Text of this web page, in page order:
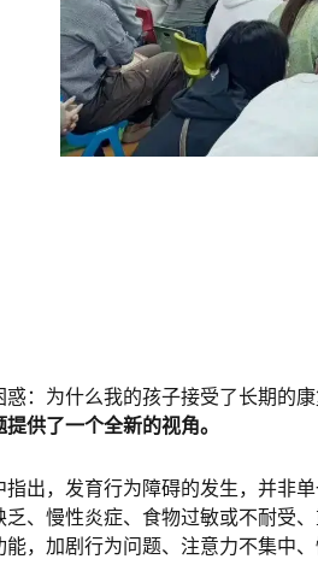
惑：为什么我的孩子接受了长期的
供了一个全新的视角。
指出，发育行为障碍的发生，并非
乏、慢性炎症、食物过敏或不耐受
能，加剧行为问题、注意力不集中